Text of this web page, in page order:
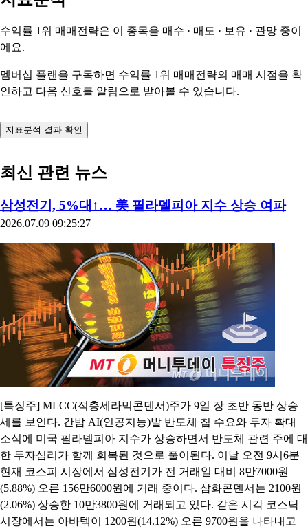
수익률 1위 매매전략은 이 종목을 매수 · 매도 · 보유 · 관망 중이
에요.
멤버십 플랜을 구독하면 수익률 1위 매매전략의 매매 시점을 확
인하고 다음 신호를 알림으로 받아볼 수 있습니다.
지표분석 결과 확인
최신 관련 뉴스
삼성전기, 5%대↑… 美 필라델피아 지수 상승 여파
2026.07.09 09:25:27
[특징주] MLCC(적층세라믹콘덴서)주가 9일 장 초반 동반 상승
세를 보인다. 간밤 AI(인공지능)발 반도체 칩 수요와 투자 확대
소식에 미국 필라델피아 지수가 상승하면서 반도체 관련 주에 대
한 투자심리가 함께 회복된 것으로 풀이된다. 이날 오전 9시6분
현재 코스피 시장에서 삼성전기가 전 거래일 대비 8만7000원
(5.88%) 오른 156만6000원에 거래 중이다. 삼화콘덴서는 2100원
(2.06%) 상승한 10만3800원에 거래되고 있다. 같은 시각 코스닥
시장에서는 아바텍이 1200원(14.12%) 오른 9700원을 나타내고